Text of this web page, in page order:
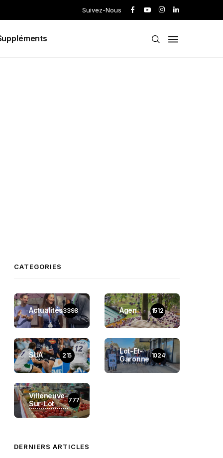
Suivez-Nous
CATEGORIES
Actualités3398 Agen 1512
SUA 215
Lot-Et-
Garonne 1024
Villeneuve-
Sur-Lot
777
DERNIERS ARTICLES